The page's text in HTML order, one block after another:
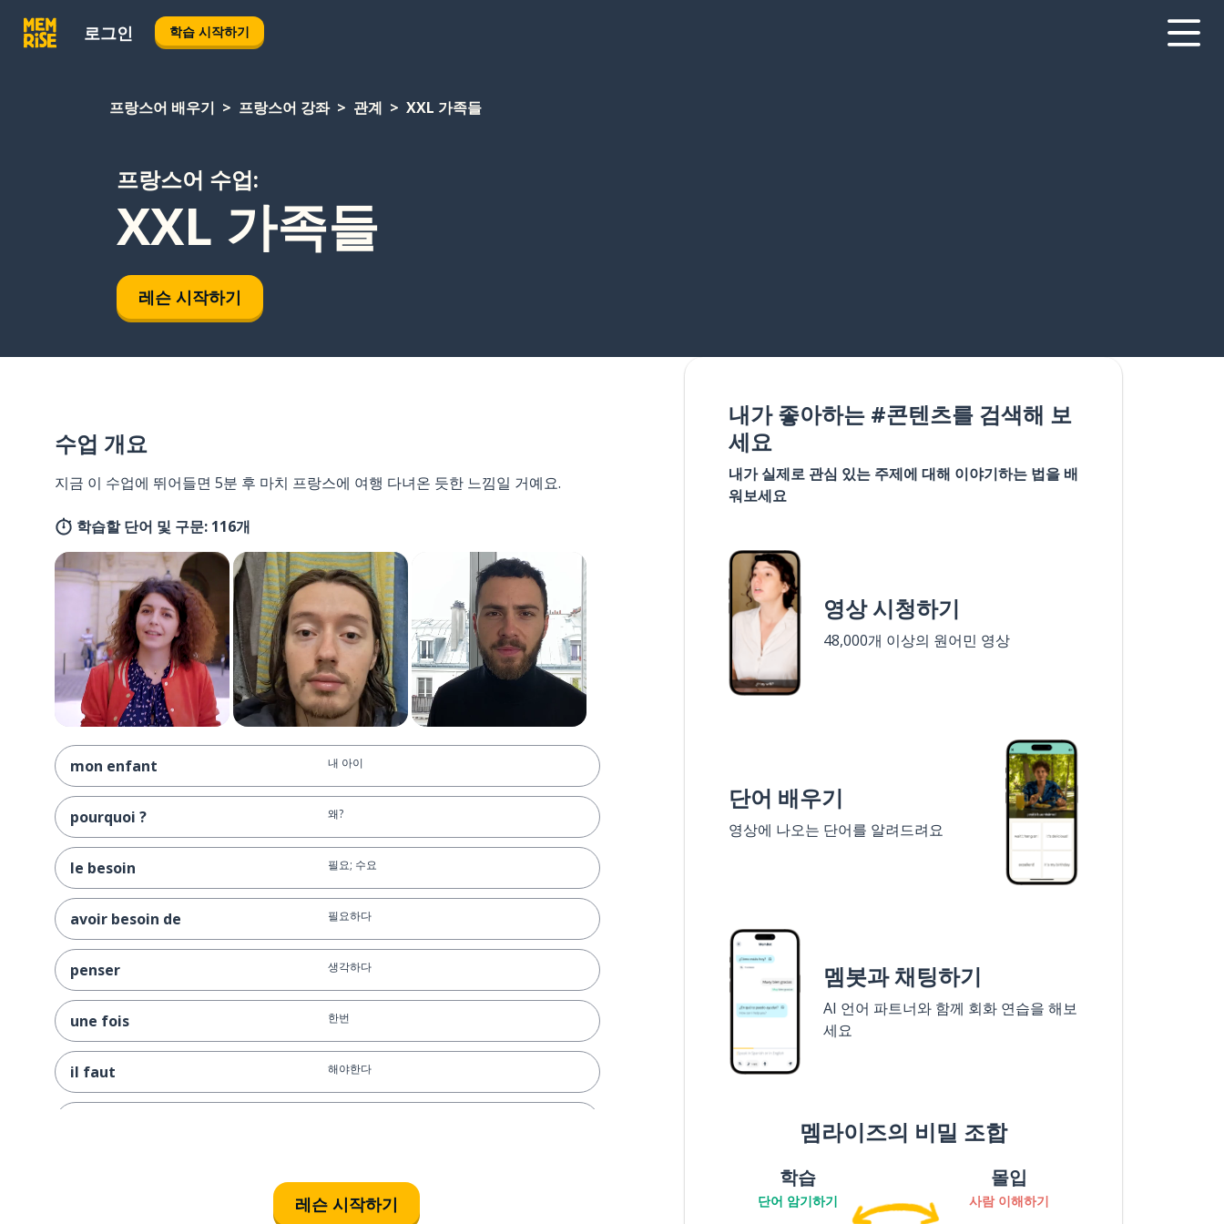
로그인 학습 시작하기
프랑스어 배우기 프랑스어 강좌 관계 XXL 가족들
프랑스어 수업:
XXL 가족들
레슨 시작하기
수업 개요
지금 이 수업에 뛰어들면 5분 후 마치 프랑스에 여행 다녀온 듯한 느낌일 거예요.
학습할 단어 및 구문: 116개
mon enfant 내 아이
pourquoi ? 왜?
le besoin 필요; 수요
avoir besoin de 필요하다
penser 생각하다
une fois 한번
il faut 해야한다
레슨 시작하기
내가 좋아하는 #콘텐츠를 검색해 보
세요
내가 실제로 관심 있는 주제에 대해 이야기하는 법을 배
워보세요
영상 시청하기
48,000개 이상의 원어민 영상
단어 배우기
영상에 나오는 단어를 알려드려요
멤봇과 채팅하기
AI 언어 파트너와 함께 회화 연습을 해보
세요
멤라이즈의 비밀 조합
학습
단어 암기하기
몰입
사람 이해하기